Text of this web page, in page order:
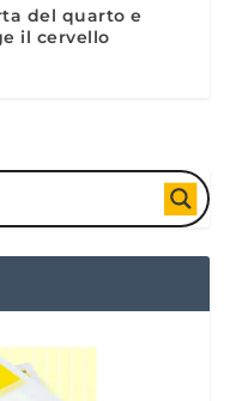
del quarto e
il cervello